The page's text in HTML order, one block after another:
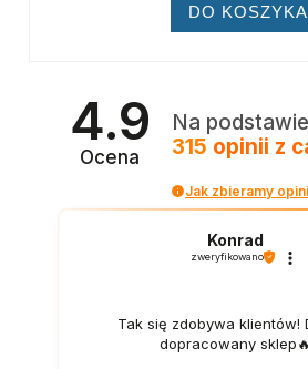
DO KOSZYKA
4.9
Ocena
Na podstawie
315 opinii z
Jak zbieramy
Konrad
zweryfikowano
Tak się zdobywa klientów!
dopracowany sklep🔥